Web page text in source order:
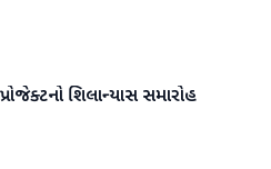
શિલાન્યાસ સમારોહ